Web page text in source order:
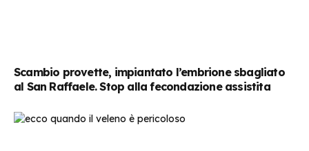
Scambio provette, impiantato l’embrione sbagliato
al San Raffaele. Stop alla fecondazione assistita